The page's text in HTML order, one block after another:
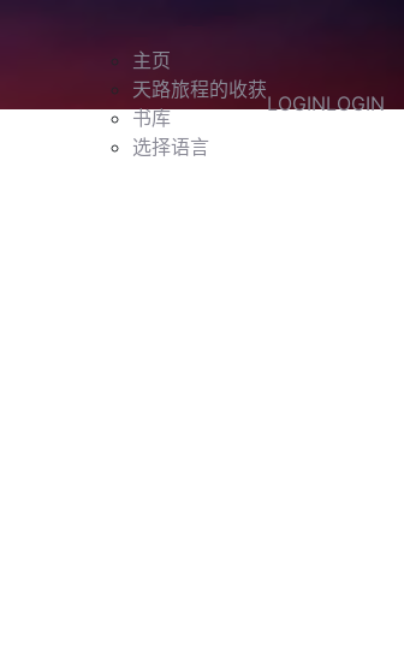
主页
天路旅程的收获
书库
选择语言
LOGINLOGIN